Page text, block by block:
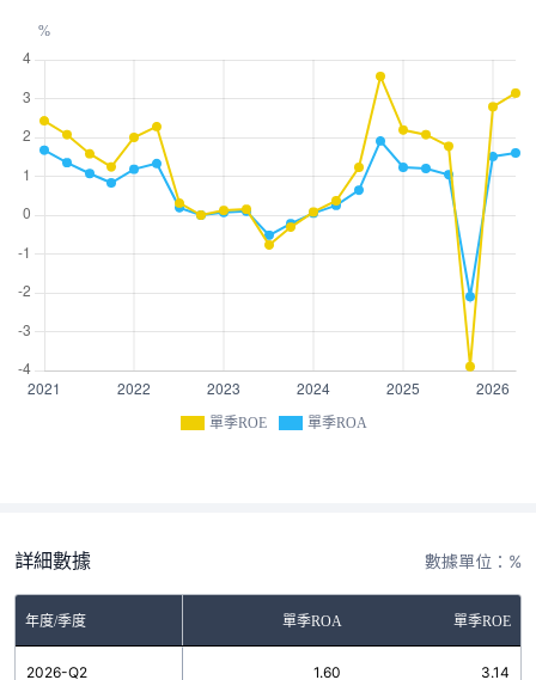
單季ROE 單季ROA
詳細數據 數據單位：%
年度/季度 單季ROA 單季ROE
2026-Q2 1.60 3.14